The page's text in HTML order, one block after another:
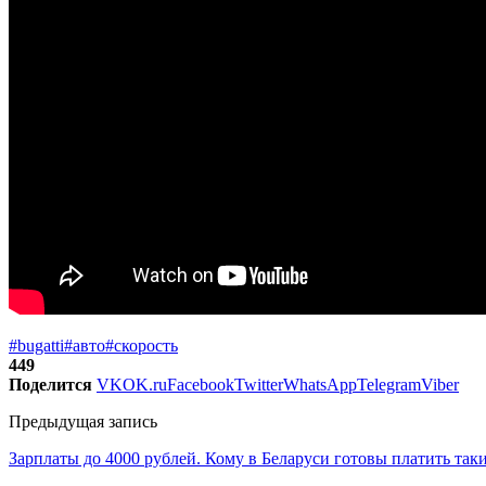
#bugatti#авто#скорость
449
Поделится VKOK.ruFacebookTwitterWhatsAppTelegramViber
Предыдущая запись
Зарплаты до 4000 рублей. Кому в Беларуси готовы платить